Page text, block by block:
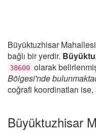
Büyüktuzhisar
bağlı bir yerdir.
38600 olarak
Bölgesi'nde
coğrafi koordinatları ise,
Büyüktuzhisar